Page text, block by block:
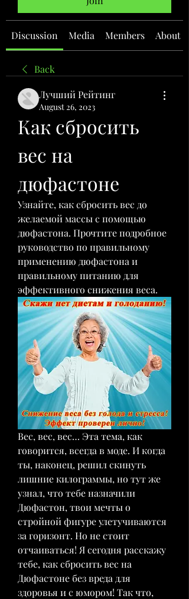
Discussion Media Members About
Back
Лучший Рейтинг
August 26, 2023
Как сбросить
вес на
дюфастоне
Узнайте, как сбросить вес до
желаемой массы с помощью
дюфастона. Прочтите подробное
руководство по правильному
применению дюфастона и
правильному питанию для
эффективного снижения веса.
Вес, вес, вес… Эта тема, как
говорится, всегда в моде. И когда
ты, наконец, решил скинуть
лишние килограммы, но тут же
узнал, что тебе назначили
Дюфастон, твои мечты о
стройной фигуре улетучиваются
за горизонт. Но не стоит
отчаиваться! Я сегодня расскажу
тебе, как сбросить вес на
Дюфастоне без вреда для
здоровья и с юмором! Так что,